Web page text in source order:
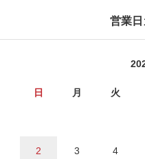
営業
日 月 火
2 3 4